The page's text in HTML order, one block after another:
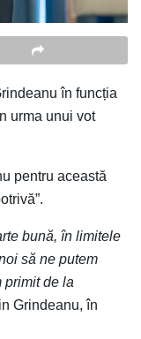
în funcția
urma unui vot
pentru această
bună, în limitele
să ne putem
primit de la
Grindeanu, în